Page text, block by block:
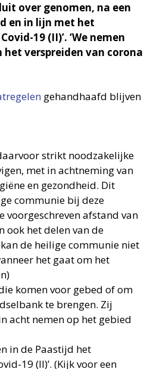
over genomen, na een
en in lijn met het
19 (II)’. ‘We nemen
verspreiden van corona
gehandhaafd blijven
strikt noodzakelijke
met in achtneming van
en gezondheid. Dit
communie bij deze
afstand van
ook het delen van de
de heilige communie niet
het gaat om het
komen voor gebed of om
te brengen. Zij
acht nemen op het gebied
in de Paastijd het
19 (II)’. (Kijk voor een